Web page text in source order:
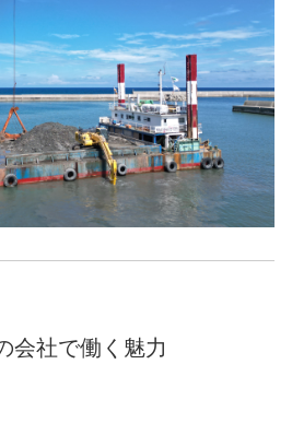
会社で働く魅力